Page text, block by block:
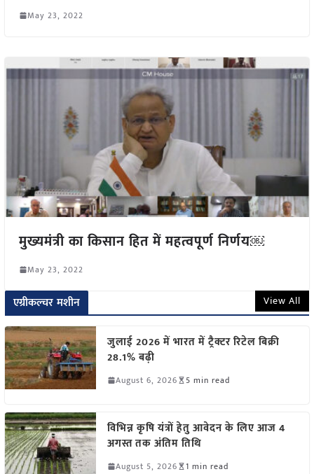
May 23, 2022
मुख्यमंत्री का किसान हित में महत्वपूर्ण निर्णय￼
May 23, 2022
एग्रीकल्चर मशीन View All
जुलाई 2026 में भारत में ट्रैक्टर रिटेल बिक्री
28.1% बढ़ी
August 6, 2026 5 min read
विभिन्न कृषि यंत्रों हेतु आवेदन के लिए आज 4
अगस्त तक अंतिम तिथि
August 5, 2026 1 min read